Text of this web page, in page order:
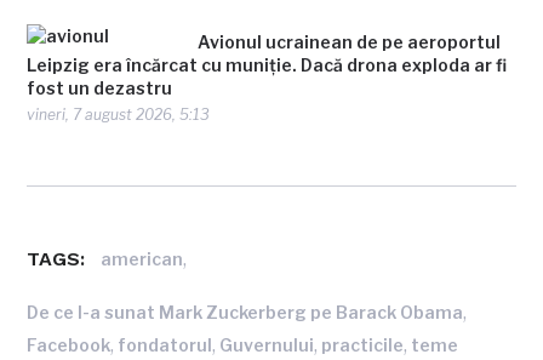
Avionul ucrainean de pe aeroportul
Leipzig era încărcat cu muniție. Dacă drona exploda ar fi
fost un dezastru
vineri, 7 august 2026, 5:13
TAGS: american,
De ce l-a sunat Mark Zuckerberg pe Barack Obama,
Facebook, fondatorul, Guvernului, practicile, teme